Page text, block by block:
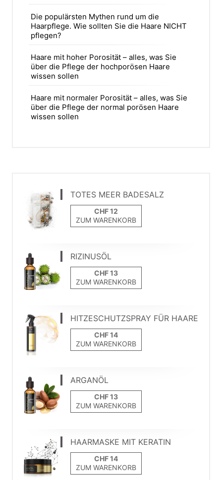
Die populärsten Mythen rund um die
Haarpflege. Wie sollten Sie die Haare NICHT
pflegen?
Haare mit hoher Porosität – alles, was Sie
über die Pflege der hochporösen Haare
wissen sollen
Haare mit normaler Porosität – alles, was Sie
über die Pflege der normal porösen Haare
wissen sollen
TOTES MEER BADESALZ
ZUM WARENKORB
RIZINUSÖL
ZUM WARENKORB
HITZESCHUTZSPRAY FÜR HAARE
ZUM WARENKORB
ARGANÖL
ZUM WARENKORB
HAARMASKE MIT KERATIN
ZUM WARENKORB